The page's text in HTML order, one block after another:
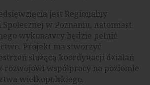
jest Regionalny
w Poznaniu, natomiast
wykonawcy będzie pełnić
Projekt ma stworzyć
służącą koordynacji działań
rozwojowi współpracy na poziomie
wielkopolskiego.